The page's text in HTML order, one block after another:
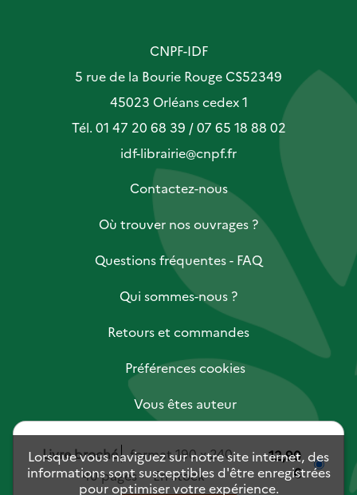
Lorsque vous naviguez sur notre site internet, des
informations sont susceptibles d'être enregistrées
pour optimiser votre expérience.
Livre broché
format 190 x 240
40 pages
En stock
12,90
€
CNPF-IDF
5 rue de la Bourie Rouge CS52349
45023 Orléans cedex 1
Tél. 01 47 20 68 39 / 07 65 18 88 02
idf-librairie@cnpf.fr
Contactez-nous
Où trouver nos ouvrages ?
Questions fréquentes - FAQ
Qui sommes-nous ?
Retours et commandes
Préférences cookies
Vous êtes auteur
Vous êtes libraire
Vous êtes journaliste